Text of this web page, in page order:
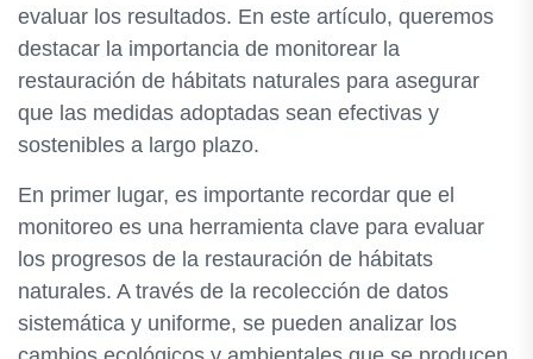
evaluar los resultados. En este artículo, queremos
destacar la importancia de monitorear la
restauración de hábitats naturales para asegurar
que las medidas adoptadas sean efectivas y
sostenibles a largo plazo.
En primer lugar, es importante recordar que el
monitoreo es una herramienta clave para evaluar
los progresos de la restauración de hábitats
naturales. A través de la recolección de datos
sistemática y uniforme, se pueden analizar los